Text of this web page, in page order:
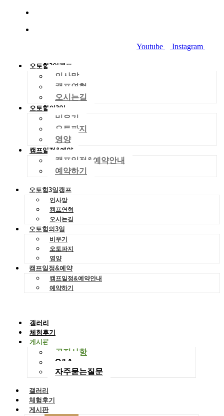
Youtube Instagram
오토힐3일캠프
인사말
캠프연혁
오시는길
오토힐의3일
비우기
오토파지
영양
캠프일정&예약
캠프일정&예약안내
예약하기
오토힐3일캠프
인사말
캠프연혁
오시는길
오토힐의3일
비우기
오토파지
영양
캠프일정&예약
캠프일정&예약안내
예약하기
갤러리
체험후기
게시판
공지사항
Q&A
자주묻는질문
갤러리
체험후기
게시판